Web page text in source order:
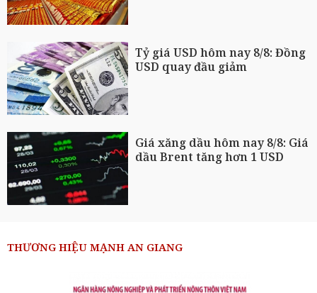
Tỷ giá USD hôm nay 8/8: Đồng
USD quay đầu giảm
Giá xăng dầu hôm nay 8/8: Giá
dầu Brent tăng hơn 1 USD
THƯƠNG HIỆU MẠNH AN GIANG